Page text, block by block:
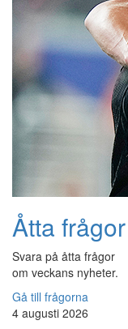
Åtta frågor
Svara på åtta frågor
om veckans nyheter.
Gå till frågorna
4 augusti 2026